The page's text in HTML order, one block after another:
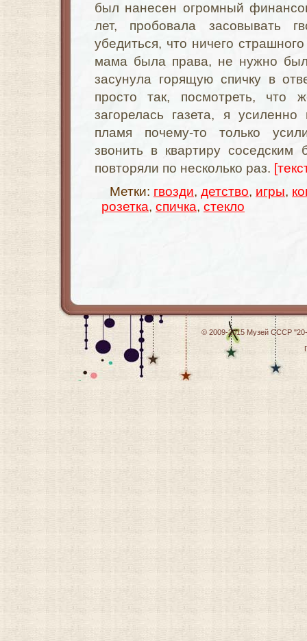
был нанесен огромный
лет, пробовала засовывать
убедиться, что ничего
мама была права, не нужно
засунула горящую спичку в
просто так, посмотреть, что
загорелась газета, я
пламя почему-то только
звонить в квартиру соседским
повторяли по несколько раз.
Метки: гвозди, детство, игры,
розетка, спичка, стекло
© 2009-2015 Музей СССР